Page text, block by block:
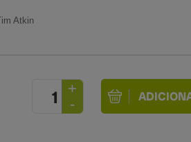
Atkin